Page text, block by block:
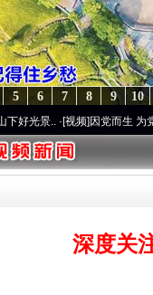
10
9
8
7
6
5
频]因党而生 为党而战——百
深度关